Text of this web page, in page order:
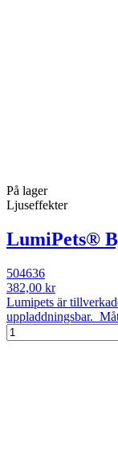
På lager
Ljuseffekter
LumiPets®
504636
382,00 kr
Lumipets är
uppladdningsbar.